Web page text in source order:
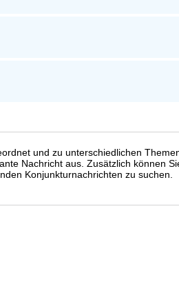
und zu unterschiedlichen
Nachricht aus. Zusätzlich können
Konjunkturnachrichten zu suchen.